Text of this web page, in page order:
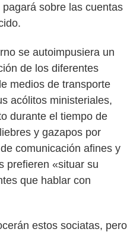
sobre las cuentas
se autoimpusiera un
de los diferentes
medios de transporte
acólitos ministeriales,
durante el tiempo de
y gazapos por
comunicación afines y
prefieren «situar su
que hablar con
estos sociatas, pero